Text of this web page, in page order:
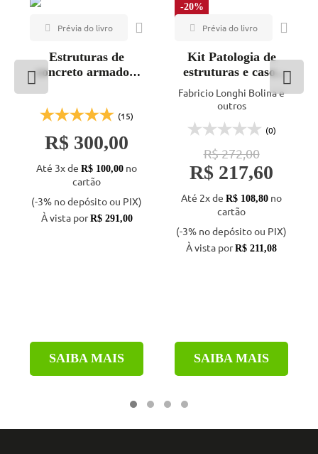
Estruturas de
concreto armado -
(15)
R$ 300,00
Até 3x de R$ 100,00 no
cartão
(-3% no depósito ou PIX)
À vista porR$ 291,00
SAIBA MAIS
-20%
Kit Patologia de
estruturas e casos
reais deslindados
Fabricio Longhi Bolina e
outros
(0)
R$ 272,00
R$ 217,60
Até 2x de R$ 108,80 no
cartão
(-3% no depósito ou PIX)
À vista porR$ 211,08
SAIBA MAIS